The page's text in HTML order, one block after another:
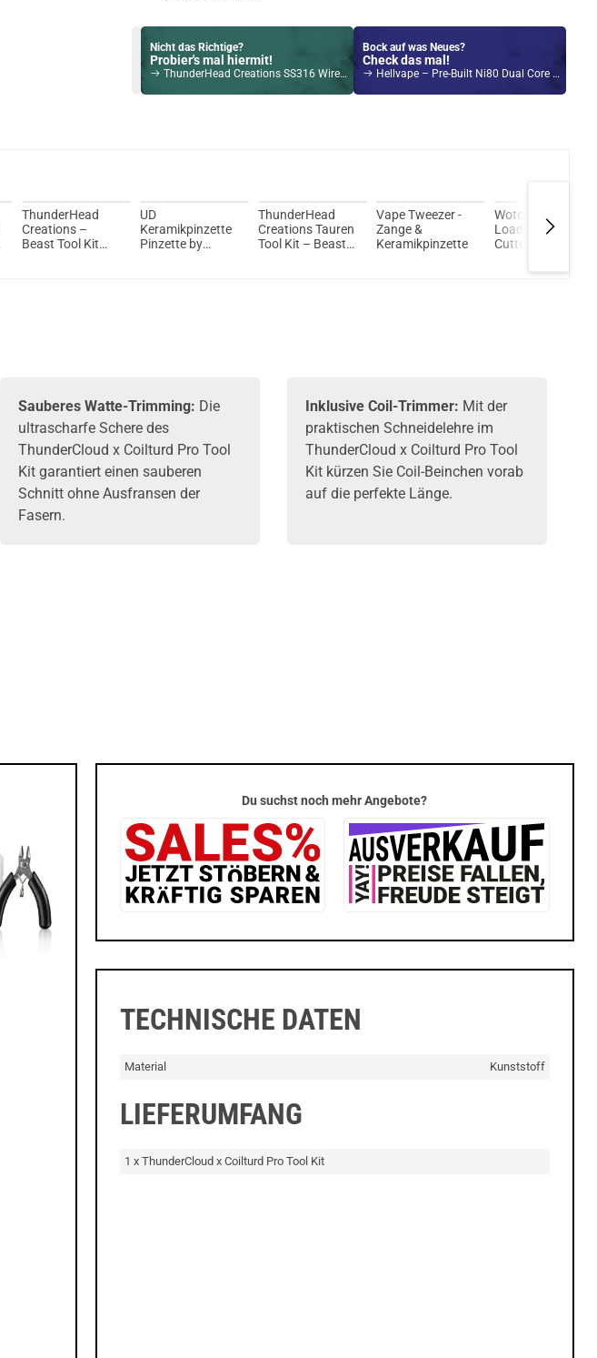
Nicht das Richtige?
Probier's mal hiermit!
ThunderHead Creations SS316 Wire Wickeldraht 24GA
Bock auf was Neues?
Check das mal!
Hellvape – Pre-Built Ni80 Dual Core Fused Clapton Coil 10er Pack
ThunderHead
Creations –
Beast Tool Kit
UD
Keramikpinzette
Pinzette by
ThunderHead
Creations Tauren
Tool Kit – Beast
Vape Tweezer -
Zange &
Keramikpinzette
Wotofo Spring
Loaded Flush
Cutter
Sauberes Watte-Trimming: Die
ultrascharfe Schere des
ThunderCloud x Coilturd Pro Tool
Kit garantiert einen sauberen
Schnitt ohne Ausfransen der
Fasern.
Inklusive Coil-Trimmer: Mit der
praktischen Schneidelehre im
ThunderCloud x Coilturd Pro Tool
Kit kürzen Sie Coil-Beinchen vorab
auf die perfekte Länge.
Du suchst noch mehr Angebote?
TECHNISCHE DATEN
Material Kunststoff
LIEFERUMFANG
1 x ThunderCloud x Coilturd Pro Tool Kit